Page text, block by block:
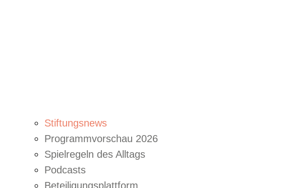
Stiftungsnews
Programmvorschau 2026
Spielregeln des Alltags
Podcasts
Beteiligungsplattform